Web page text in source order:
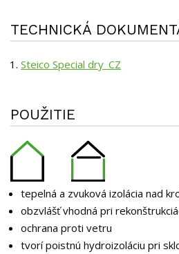
TECHNICKÁ
Steico Special dry_CZ
POUŽITIE
tepelná a zvuková izolácia nad
obzvlášť vhodná pri
ochrana proti vetru
tvorí poistnú hydroizoláciu pri